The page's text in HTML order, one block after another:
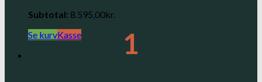
Subtotal: 8.595,00kr.
Se kurvKasse 1